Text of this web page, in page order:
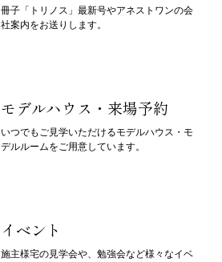
冊子「トリノス」最新号やアネストワンの会
社案内をお送りします。
モデルハウス・来場予約
いつでもご見学いただけるモデルハウス・モ
デルルームをご用意しています。
イベント
施主様宅の見学会や、勉強会など様々なイベ